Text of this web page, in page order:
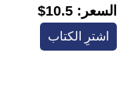
السعر: 10.5$
اشترِ الكتاب